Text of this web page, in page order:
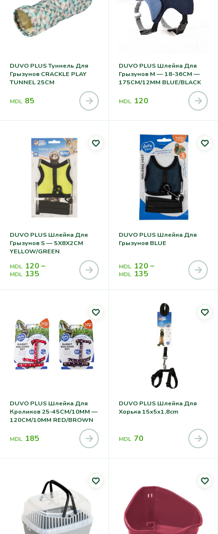
DUVO PLUS Туннель Для
Грызунов CRACKLE PLAY
TUNNEL 25CM
MDL 85
DUVO PLUS Шлейка Для
Грызунов M — 18-36CM —
175CM/12MM BLUE/BLACK
MDL 120
DUVO PLUS Шлейка Для
Грызунов S — 5X8X2CM
YELLOW/GREEN
MDL 120 –
MDL 135
DUVO PLUS Шлейка Для
Грызунов BLUE
MDL 120 –
MDL 135
DUVO PLUS Шлейка Для
Кроликов 25-45CM/10MM —
120CM/10MM RED/BROWN
MDL 185
DUVO PLUS Шлейка Для
Хорька 15x5x1,8cm
MDL 70